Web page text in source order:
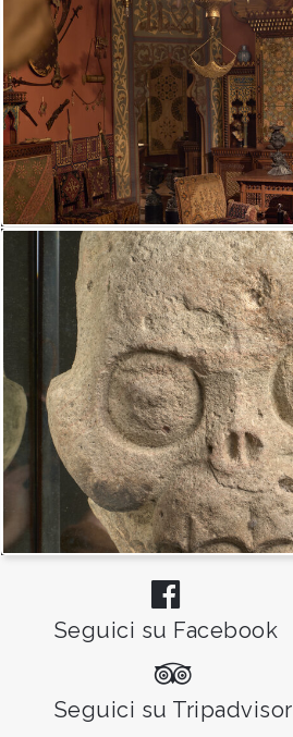
Seguici su Facebook
Seguici su Tripadvisor